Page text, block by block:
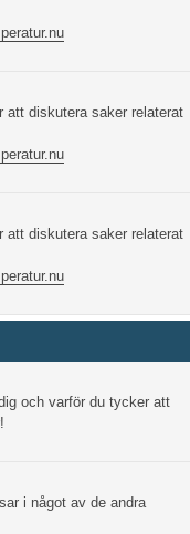
att diskutera saker relaterat
att diskutera saker relaterat
och varför du tycker att
i något av de andra